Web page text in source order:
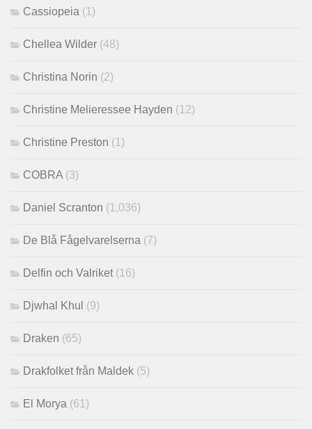
Cassiopeia (1)
Chellea Wilder (48)
Christina Norin (2)
Christine Melieressee Hayden (12)
Christine Preston (1)
COBRA (3)
Daniel Scranton (1,036)
De Blå Fågelvarelserna (7)
Delfin och Valriket (16)
Djwhal Khul (9)
Draken (65)
Drakfolket från Maldek (5)
El Morya (61)